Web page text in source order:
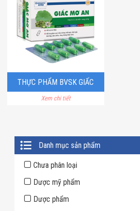
Primary
Sidebar
Danh mục sản phẩm
Chưa phân loại
Dược mỹ phẩm
Dược phẩm
THỰC PHẨM BVSK GIẤC
MƠ AN
Xem chi tiết